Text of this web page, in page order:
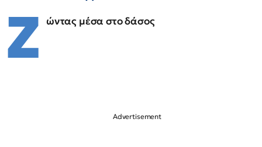
Ζ ώντας μέσα στο δάσος